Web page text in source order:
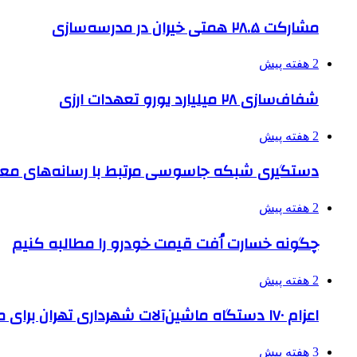
مشارکت ۲۸.۵ همتی خیران در مدرسه‌سازی
2 هفته پیش
شفاف‌سازی ۲۸ میلیارد یورو تعهدات ارزی
2 هفته پیش
دستگیری شبکه جاسوسی مرتبط با رسانه‌های
2 هفته پیش
چگونه خسارت اُفت قیمت خودرو را مطالبه کنیم
2 هفته پیش
اعزام ۱۷۰ دستگاه ماشین‌آلات شهرداری تهران برای مراسم اربعین
3 هفته پیش